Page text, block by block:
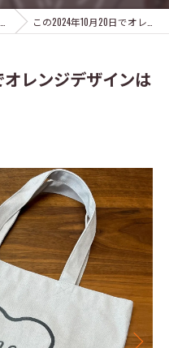
この2024年10月20日でオレンジデザインは15周年を迎え...
レンジデザインは